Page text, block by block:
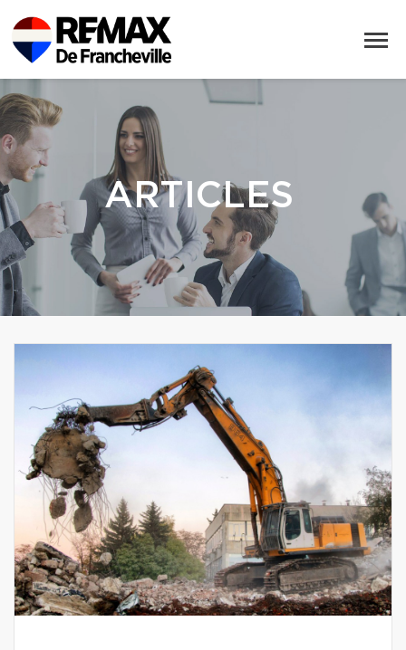
ARTICLES